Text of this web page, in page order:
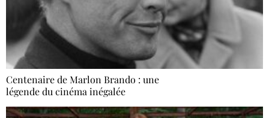
Centenaire de Marlon Brando : une
légende du cinéma inégalée